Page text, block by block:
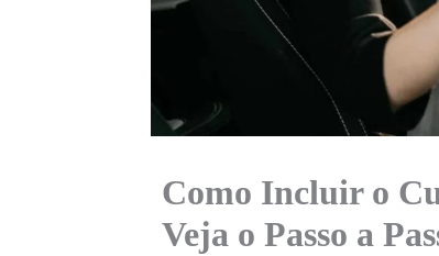
Como Incluir o
Veja o Passo a